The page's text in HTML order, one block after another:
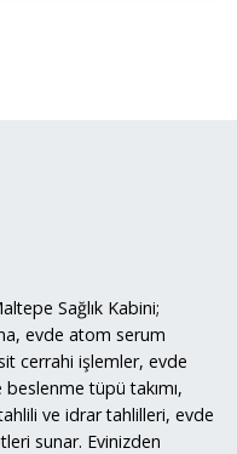
Sağlık Kabini;
evde atom serum
cerrahi işlemler, evde
tüpü takımı,
ve idrar tahlilleri, evde
sunar. Evinizden